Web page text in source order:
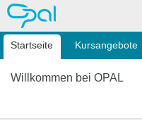
OPAL
Startseite Kursangebote
Willkommen bei OPAL